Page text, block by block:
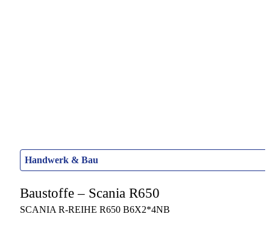
Handwerk & Bau
Baustoffe – Scania R650
SCANIA R-REIHE R650 B6X2*4NB